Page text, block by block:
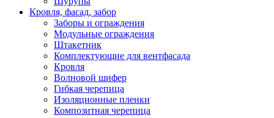
Кровля, фасад, забор
Заборы и ограждения
Модульные ограждения
Штакетник
Комплектующие для вентфасада
Кровля
Волновой шифер
Гибкая черепица
Изоляционные пленки
Композитная черепица